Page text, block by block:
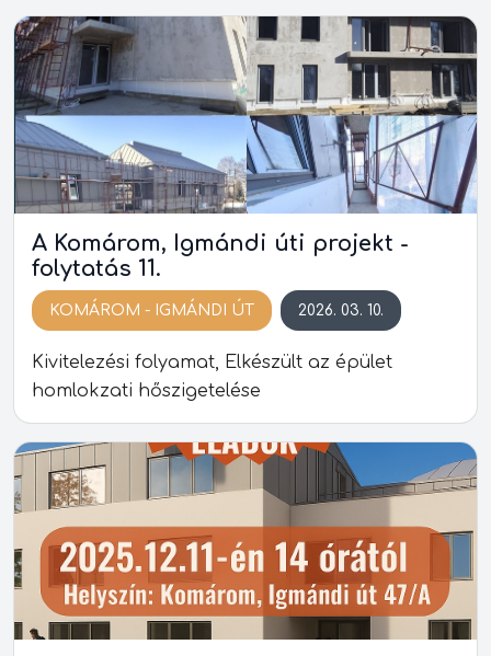
A Komárom, Igmándi úti projekt -
folytatás 11.
KOMÁROM - IGMÁNDI ÚT 2026. 03. 10.
Kivitelezési folyamat, Elkészült az épület
homlokzati hőszigetelése